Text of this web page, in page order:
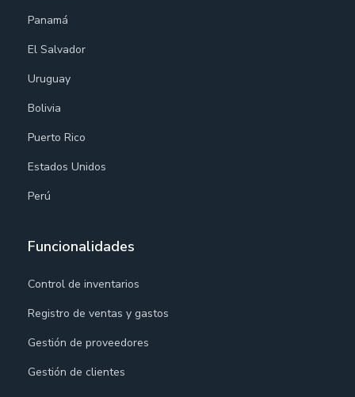
Panamá
El Salvador
Uruguay
Bolivia
Puerto Rico
Estados Unidos
Perú
Funcionalidades
Control de inventarios
Registro de ventas y gastos
Gestión de proveedores
Gestión de clientes